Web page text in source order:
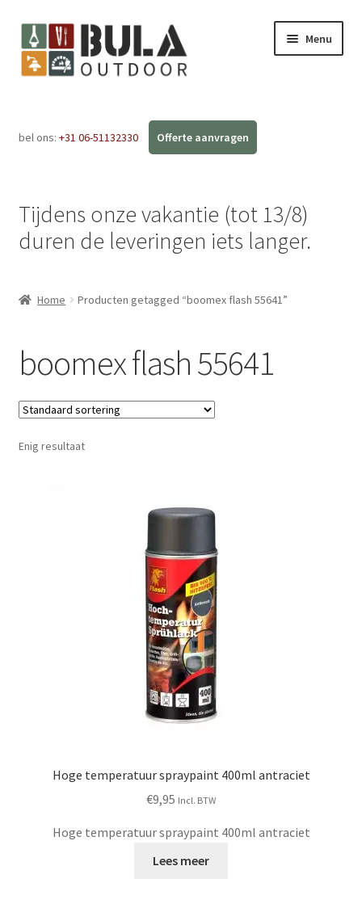
Menu
Webshop
FAQ
bel ons: +31 06-51132330
Tijdens onze vakantie (tot 13/8)
duren de leveringen iets langer.
Home Producten getagged “boomex flash 55641”
boomex flash 55641
Enig resultaat
Hoge temperatuur spraypaint 400ml antraciet
€9,95 Incl. BTW
Hoge temperatuur spraypaint 400ml antraciet
Lees meer